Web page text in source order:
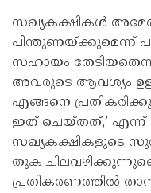
സഖ്യകക്ഷികൾ
പിന്തുണയ്ക്കുമെന്ന്
സഹായം തേടിയതെന്ന്
അവരുടെ ആവശ്യം
എങ്ങനെ
ഇത് ചെയ്തത്,’ എന്ന്
സഖ്യകക്ഷികളുടെ
തുക
പ്രതികരണത്തിൽ